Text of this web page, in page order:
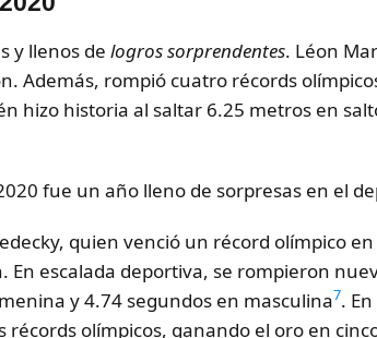
y llenos de logros sorprendentes. Léon
Además, rompió cuatro récords
hizo historia al saltar 6.25 metros en
fue un año lleno de sorpresas en el
quien venció un récord olímpico
En escalada deportiva, se rompieron
y 4.74 segundos en masculina7.
olímpicos, ganando el oro en